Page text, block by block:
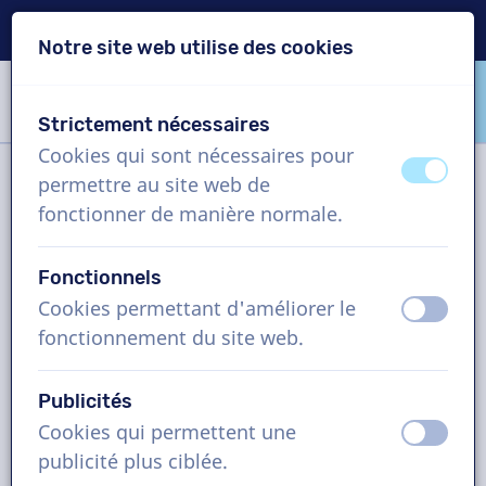
VoiceProductions
Filtre
Projet
Comédiens voix off en Espagnol
(Catalogne), spot publicitaire radio,
Notre site web utilise des cookies
Strictement nécessaires
Cookies qui sont nécessaires pour
permettre au site web de
fonctionner de manière normale.
éteint
Fonctionnels
Cookies permettant d'améliorer le
fonctionnement du site web.
éteint
Publicités
Cookies qui permettent une
publicité plus ciblée.
éteint